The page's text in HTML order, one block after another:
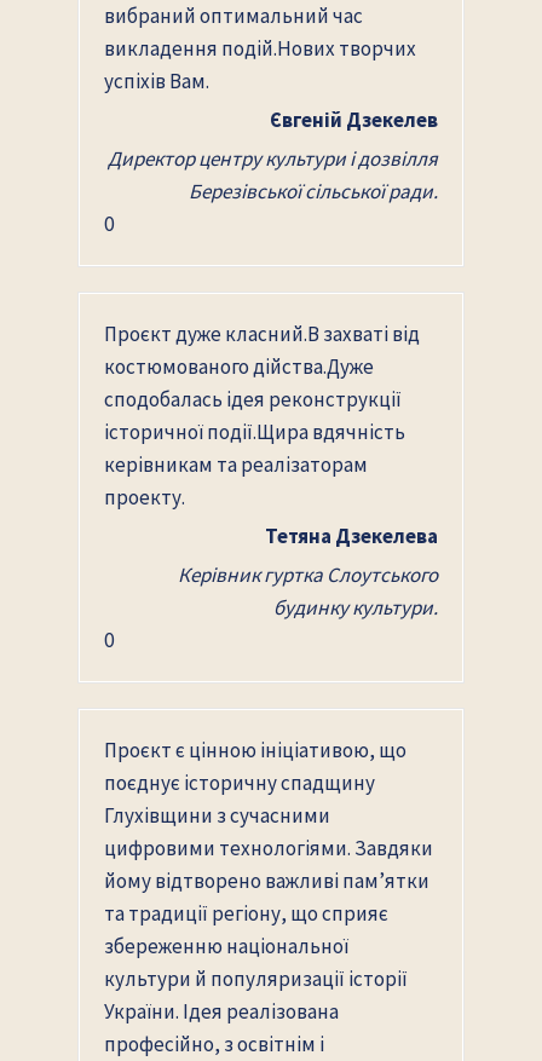
вибраний оптимальний час
викладення подій.Нових творчих
успіхів Вам.
Євгеній Дзекелев
Директор центру культури і дозвілля
Березівської сільської ради.
0
Проєкт дуже класний.В захваті від
костюмованого дійства.Дуже
сподобалась ідея реконструкції
історичної події.Щира вдячність
керівникам та реалізаторам
проекту.
Тетяна Дзекелева
Керівник гуртка Слоутського
будинку культури.
0
Проєкт є цінною ініціативою, що
поєднує історичну спадщину
Глухівщини з сучасними
цифровими технологіями. Завдяки
йому відтворено важливі пам’ятки
та традиції регіону, що сприяє
збереженню національної
культури й популяризації історії
України. Ідея реалізована
професійно, з освітнім і